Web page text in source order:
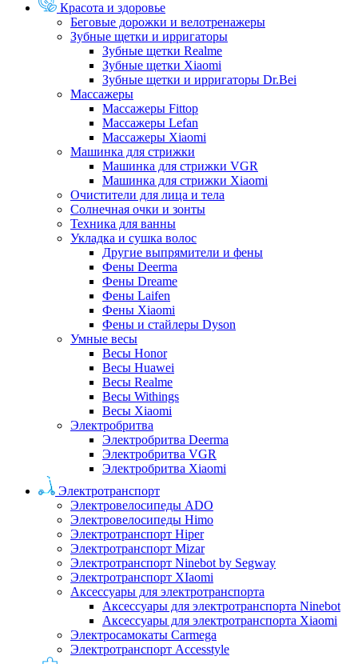
Красота и здоровье
Беговые дорожки и велотренажеры
Зубные щетки и ирригаторы
Зубные щетки Realme
Зубные щетки Xiaomi
Зубные щетки и ирригаторы Dr.Bei
Массажеры
Массажеры Fittop
Массажеры Lefan
Массажеры Xiaomi
Машинка для стрижки
Машинка для стрижки VGR
Машинка для стрижки Xiaomi
Очистители для лица и тела
Солнечная очки и зонты
Техника для ванны
Укладка и сушка волос
Другие выпрямители и фены
Фены Deerma
Фены Dreame
Фены Laifen
Фены Xiaomi
Фены и стайлеры Dyson
Умные весы
Весы Honor
Весы Huawei
Весы Realme
Весы Withings
Весы Xiaomi
Электробритва
Электробритва Deerma
Электробритва VGR
Электробритва Xiaomi
Электротранспорт
Электровелосипеды ADO
Электровелосипеды Himo
Электротранспорт Hiper
Электротранспорт Mizar
Электротранспорт Ninebot by Segway
Электротранспорт XIaomi
Аксессуары для электротранспорта
Аксессуары для электротранспорта Ninebot
Аксессуары для электротранспорта Xiaomi
Электросамокаты Carmega
Электротранспорт Accesstyle